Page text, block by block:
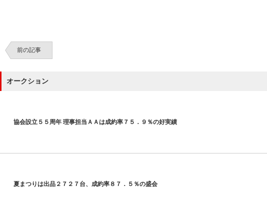
前の記事
オークション
協会設立５５周年 理事担当ＡＡは成約率７５．９％の好実績
夏まつりは出品２７２７台、成約率８７．５％の盛会